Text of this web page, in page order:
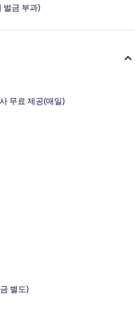
벌금 부과)
무료 제공(매일)
별도)